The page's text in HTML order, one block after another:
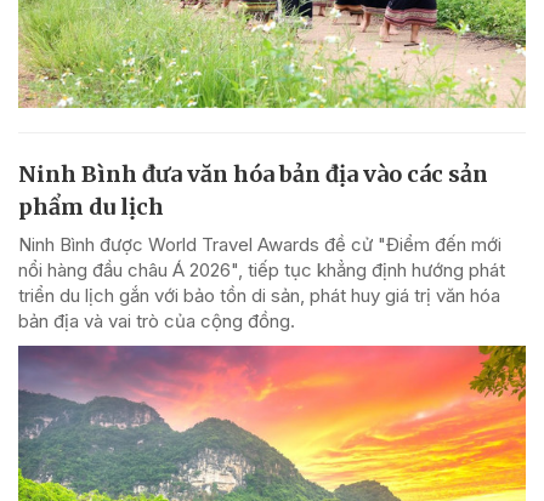
Ninh Bình đưa văn hóa bản địa vào các sản
phẩm du lịch
Ninh Bình được World Travel Awards đề cử "Điểm đến mới
nổi hàng đầu châu Á 2026", tiếp tục khẳng định hướng phát
triển du lịch gắn với bảo tồn di sản, phát huy giá trị văn hóa
bản địa và vai trò của cộng đồng.